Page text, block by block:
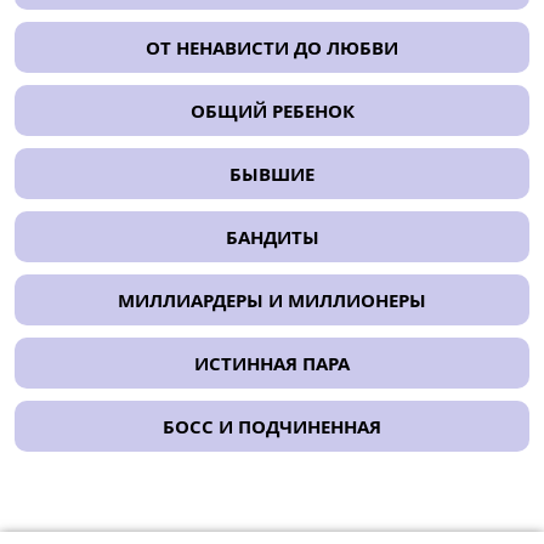
ОТ НЕНАВИСТИ ДО ЛЮБВИ
ОБЩИЙ РЕБЕНОК
БЫВШИЕ
БАНДИТЫ
МИЛЛИАРДЕРЫ И МИЛЛИОНЕРЫ
ИСТИННАЯ ПАРА
БОСС И ПОДЧИНЕННАЯ